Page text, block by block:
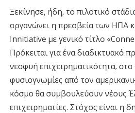
Ξεκίνησε, ήδη, το πιλοτικό
οργανώνει η πρεσβεία των ΗΠΑ
Innitiative με γενικό τίτλο
Πρόκειται για ένα διαδικτυακό
νεοφυή επιχειρηματικότητα, στο
φυσιογνωμίες από τον
κόσμο θα συμβουλεύουν νέους
επιχειρηματίες. Στόχος είναι η